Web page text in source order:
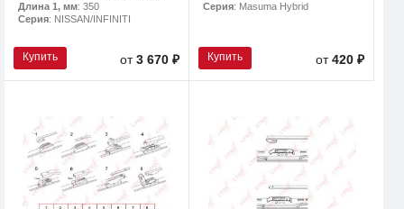
Длина 1, мм: 350
Серия: NISSAN/INFINITI
Купить от3 670 ₽
Серия: Masuma Hybrid
Купить от420 ₽